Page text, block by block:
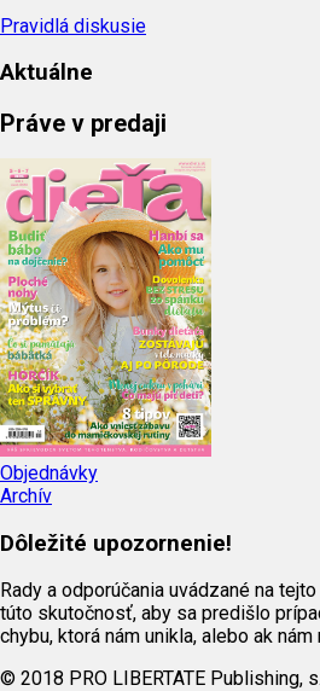
Pravidlá diskusie
Aktuálne
Práve v predaji
Objednávky
Archív
Dôležité upozornenie!
Rady a odporúčania uvádzané na
túto skutočnosť, aby sa predišlo
chybu, ktorá nám unikla, alebo ak
© 2018 PRO LIBERTATE Publishing,